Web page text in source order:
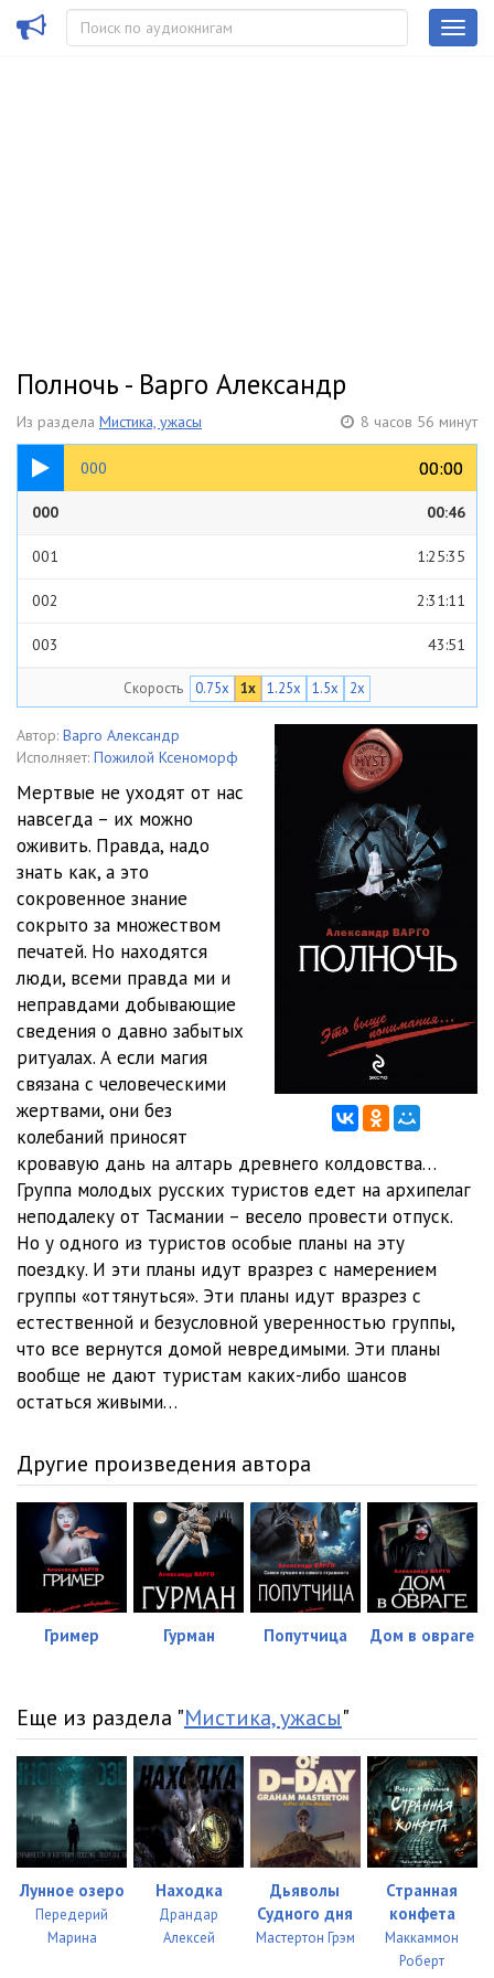
Полночь - Варго Александр
Из раздела Мистика, ужасы 8 часов 56 минут
000 00:00
00:00
00:46
000 00:46
001 1:25:35
002 2:31:11
003 43:51
005
007
Скорость 0.75x 1x 1.25x 1.5x 2x
Автор: Варго Александр
Исполняет: Пожилой Ксеноморф
Мертвые не уходят от нас
навсегда – их можно
оживить. Правда, надо
знать как, а это
сокровенное знание
сокрыто за множеством
печатей. Но находятся
люди, всеми правда ми и
неправдами добывающие
сведения о давно забытых
ритуалах. А если магия
связана с человеческими
жертвами, они без
колебаний приносят
кровавую дань на алтарь древнего колдовства…
Группа молодых русских туристов едет на архипелаг
неподалеку от Тасмании – весело провести отпуск.
Но у одного из туристов особые планы на эту
поездку. И эти планы идут вразрез с намерением
группы «оттянуться». Эти планы идут вразрез с
естественной и безусловной уверенностью группы,
что все вернутся домой невредимыми. Эти планы
вообще не дают туристам каких-либо шансов
остаться живыми…
Другие произведения автора
Гример Гурман Попутчица Дом в овраге
Еще из раздела "Мистика, ужасы"
Лунное озеро
Передерий
Марина
Находка
Драндар
Алексей
Дьяволы
Судного дня
Мастертон Грэм
Странная
конфета
Маккаммон
Роберт